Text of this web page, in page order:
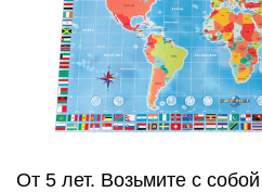
От 5 лет. Возьмите с